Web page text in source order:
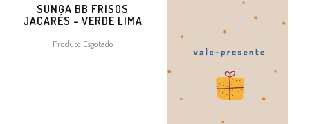
SUNGA BB FRISOS
JACARÉS - VERDE LIMA
Produto Esgotado